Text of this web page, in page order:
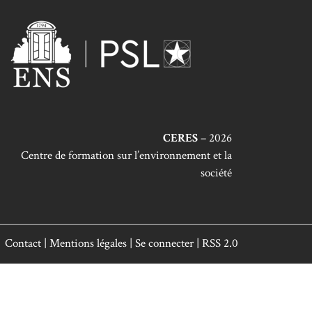
CERES– 2026
Centre de formation sur l’environnement et la
société
Contact| Mentions légales| Se connecter| RSS 2.0